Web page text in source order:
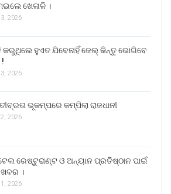
ଖେଳାଳି ।
2026
କରୁଥିଲେ ହୁଏତ ଯିବେନାହିଁ ଜେଲ୍ କିନ୍ତୁ ଭୋଗିବେ
!
2026
ଭୂକମ୍ପରେ କମ୍ପିଲା ରାଜଧାନୀ
2026
ରେଷ୍ଟୁରାଣ୍ଟ ଓ ଅନ୍ୟାନ ପ୍ରତିଷ୍ଠାନ ପାଇଁ
।
2026